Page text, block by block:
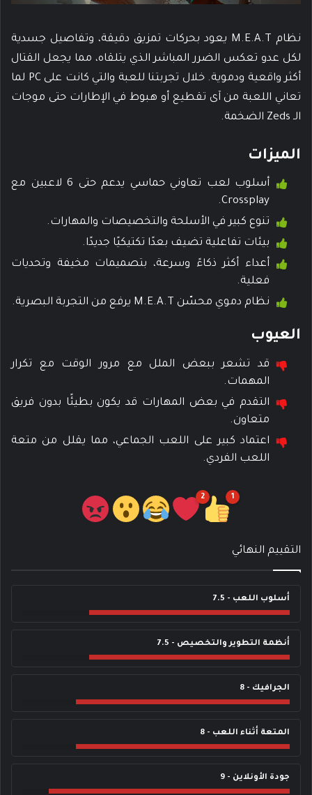
نظام M.E.A.T يعود بحركات تمزيق دقيقة، وتفاصيل جسدية
لكل عدو تعكس الضرر المباشر الذي يتلقاه، مما يجعل القتال
أكثر واقعية ودموية. خلال تجربتنا للعبة والتي كانت على PC لما
تعاني اللعبة من آى تقطيع أو هبوط في الإطارات حتى موجات
الـ Zeds الضخمة.
الميزات
أسلوب لعب تعاوني حماسي يدعم حتى 6 لاعبين مع
Crossplay.
تنوع كبير في الأسلحة والتخصيصات والمهارات.
بيئات تفاعلية تضيف بعدًا تكتيكيًا جديدًا.
أعداء أكثر ذكاءً وسرعة، بتصميمات مخيفة وتحديات
فعلية.
نظام دموي محسّن M.E.A.T يرفع من التجربة البصرية.
العيوب
قد تشعر ببعض الملل مع مرور الوقت مع تكرار
المهمات.
التقدم في بعض المهارات قد يكون بطيئًا بدون فريق
متعاون.
اعتماد كبير على اللعب الجماعي، مما يقلل من متعة
اللعب الفردي.
1
2
التقييم النهائي
أسلوب اللعب - 7.5
أنظمة التطوير والتخصيص - 7.5
الجرافيك - 8
المتعة أثناء اللعب - 8
جودة الأونلاين - 9